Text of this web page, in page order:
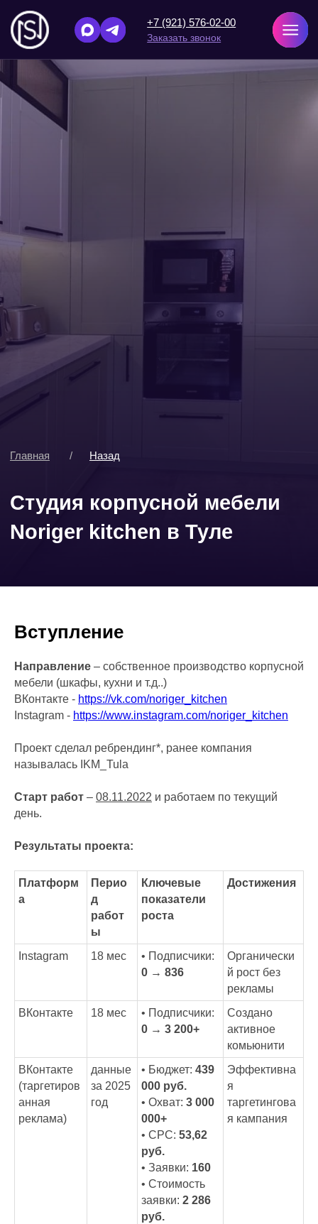
Заказать звонок
+7 (921) 576-02-00
Студия корпусной мебели
Noriger kitchen в Туле
Главная
Вступление
Направление – собственное производство корпусной
мебели (шкафы, кухни и т.д..)
ВКонтакте - https://vk.com/noriger_kitchen
Instagram - https://www.instagram.com/noriger_kitchen
Проект сделал ребрендинг*, ранее компания
называлась IKM_Tula
Старт работ – 08.11.2022 и работаем по текущий
день.
Результаты проекта:
Платформ
а
Перио
д
работ
ы
Ключевые
показатели
роста
Достижения
Instagram 18 мес
• Подписчики:
0 → 836
Органически
й рост без
рекламы
ВКонтакте
18 мес
• Подписчики:
0 → 3 200+
Создано
активное
комьюнити
ВКонтакте
(таргетиров
анная
реклама)
данные
за 2025
год
• Бюджет: 439
000 руб.
• Охват: 3 000
000+
• CPC: 53,62
руб.
• Заявки: 160
• Стоимость
заявки: 2 286
руб.
Эффективна
я
таргетингова
я кампания